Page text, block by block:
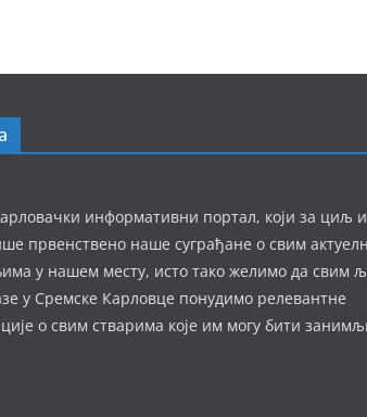
информативни портал, који за циљ
првенствено наше суграђане о свим
у нашем месту, исто тако желимо да свим
у Сремске Карловце понудимо релевантне
о свим стварима које им могу бити